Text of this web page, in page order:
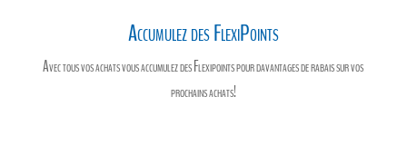
Accumulez des FlexiPoints
Avec tous vos achats vous accumulez des Flexipoints pour davantages de rabais sur vos
prochains achats!